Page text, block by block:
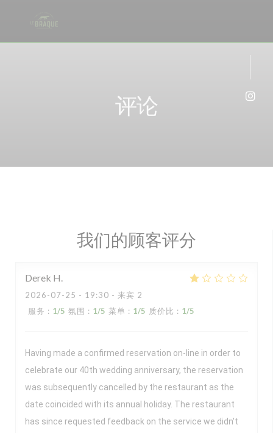
评论
我们的顾客评分
Derek H
2026-07-25 - 19:30 - 来宾 2
服务 : 1/5 氛围 : 1/5 菜单 : 1/5 质价比 : 1/5
Having made a confirmed reservation on-line in order to
celebrate our 40th wedding anniversary, the reservation
was subsequently cancelled by the restaurant as the
date coincided with its annual holiday. The restaurant
has since requested feedback on the service we didn't